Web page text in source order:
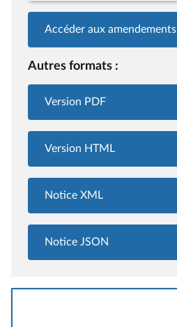
Accéder aux amendements
Autres formats :
Version PDF
Version HTML
Notice XML
Notice JSON